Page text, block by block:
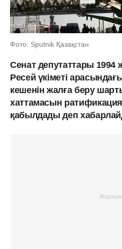
Фото: Sputnik Қазақстан
Сенат депутаттары 1994
Ресей үкіметі
кешенін жалға беру
хаттамасын
қабылдады деп